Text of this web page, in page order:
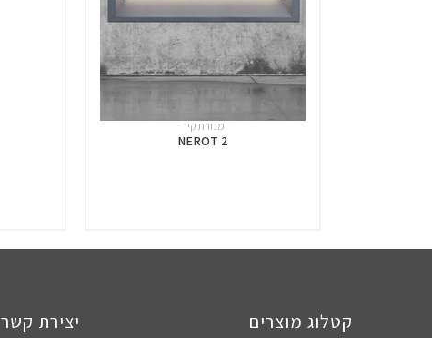
מנורת קיר
NEROT 2
קטלוג מוצרים יצירת קשר